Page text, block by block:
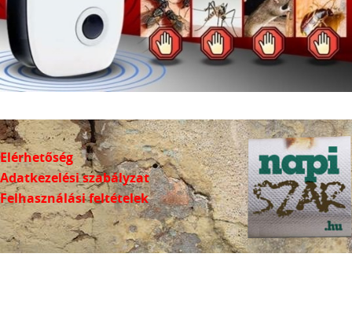
Elérhetőség
Adatkezelési szabályzat
Felhasználási feltételek